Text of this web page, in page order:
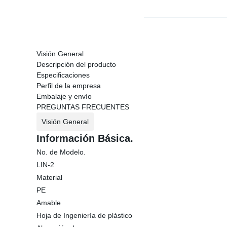
Visión General
Descripción del producto
Especificaciones
Perfil de la empresa
Embalaje y envío
PREGUNTAS FRECUENTES
Visión General
Información Básica.
No. de Modelo.
LIN-2
Material
PE
Amable
Hoja de Ingeniería de plástico